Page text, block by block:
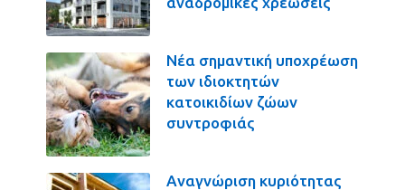
Νέα σημαντική υποχρέωση
των ιδιοκτητών
κατοικιδίων ζώων
συντροφιάς
Αναγνώριση κυριότητας